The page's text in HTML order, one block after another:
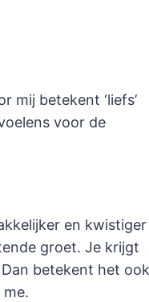
mij betekent ‘liefs’
voor de
en kwistiger
groet. Je krijgt
Dan betekent het ook